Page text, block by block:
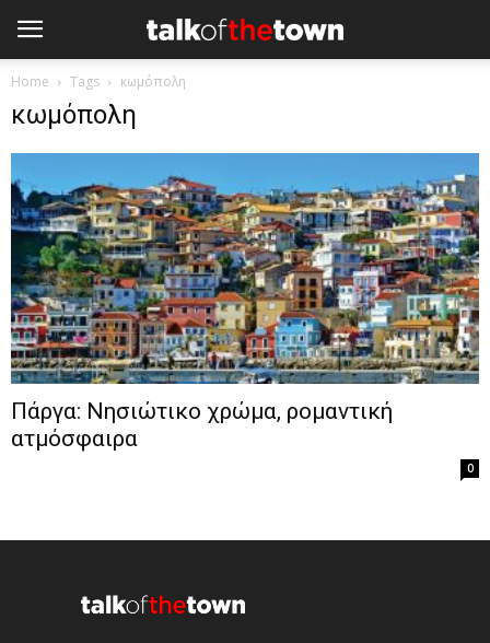
Home Tags κωμόπολη
κωμόπολη
Πάργα: Νησιώτικο χρώμα, ρομαντική
ατμόσφαιρα
0